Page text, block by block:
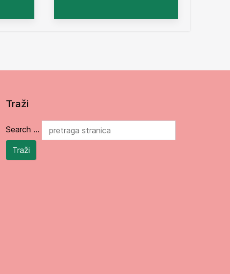
Traži
Search ...
Traži